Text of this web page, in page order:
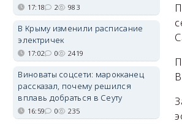
17:18 2 983
В Крыму изменили расписание
электричек
17:02 0 2419
Виноваты соцсети: марокканец
рассказал, почему решился
вплавь добраться в Сеуту
16:59 0 235